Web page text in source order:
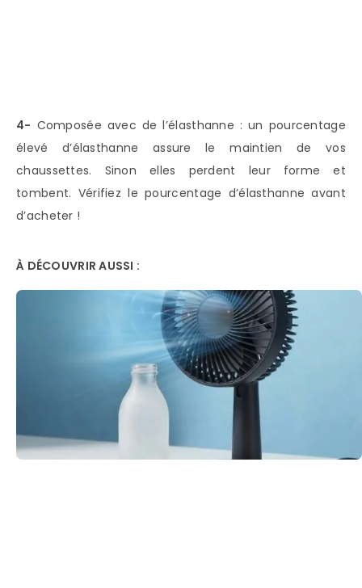
4- Composée avec de l’élasthanne : un pourcentage
élevé d’élasthanne assure le maintien de vos
chaussettes. Sinon elles perdent leur forme et
tombent. Vérifiez le pourcentage d’élasthanne avant
d’acheter !
À DÉCOUVRIR AUSSI :